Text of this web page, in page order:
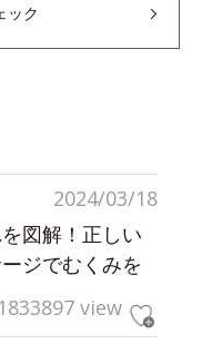
ック
2024/03/18
図解！正しい
ジでむくみを
1833897 view